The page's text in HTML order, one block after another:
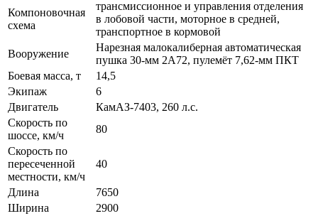
Компоновочная
схема
трансмиссионное и управления отделения
в лобовой части, моторное в средней,
транспортное в кормовой
Вооружение
Нарезная малокалиберная автоматическая
пушка 30-мм 2А72, пулемёт 7,62-мм ПКТ
Боевая масса, т
14,5
Экипаж
6
Двигатель
КамАЗ-7403, 260 л.с.
Скорость по
шоссе, км/ч
80
Скорость по
пересеченной
местности, км/ч
40
Длина
7650
Ширина
2900